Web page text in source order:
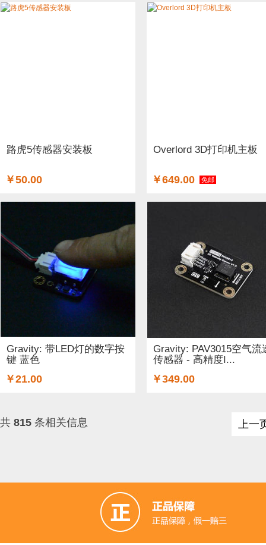
路虎5传感器安装板
￥50.00
Overlord 3D打印机主板
￥649.00 免邮
Gravity: 带LED灯的数字按
键 蓝色
￥21.00
Gravity: PAV3015空气流
传感器 - 高精度I...
￥349.00
共 815 条相关信息 上一